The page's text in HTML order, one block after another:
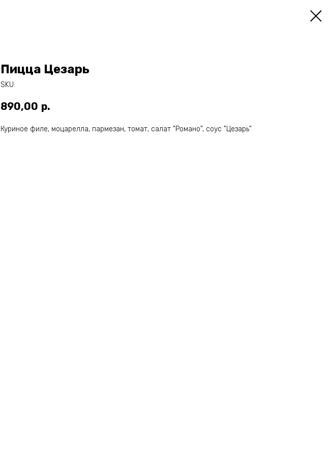
Пицца Цезарь
SKU:
890,00 р.
Куриное филе, моцарелла, пармезан, томат, салат "Романо", соус "Цезарь"